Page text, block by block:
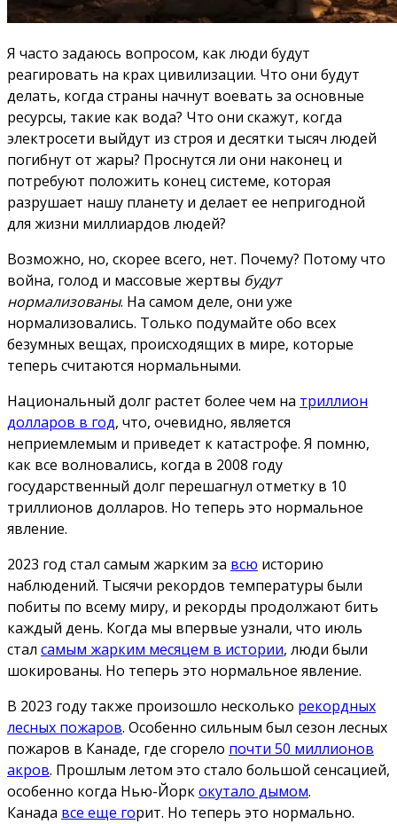
Я часто задаюсь вопросом, как люди будут
реагировать на крах цивилизации. Что они будут
делать, когда страны начнут воевать за основные
ресурсы, такие как вода? Что они скажут, когда
электросети выйдут из строя и десятки тысяч людей
погибнут от жары? Проснутся ли они наконец и
потребуют положить конец системе, которая
разрушает нашу планету и делает ее непригодной
для жизни миллиардов людей?
Возможно, но, скорее всего, нет. Почему? Потому что
война, голод и массовые жертвы будут
нормализованы. На самом деле, они уже
нормализовались. Только подумайте обо всех
безумных вещах, происходящих в мире, которые
теперь считаются нормальными.
Национальный долг растет более чем на триллион
долларов в год, что, очевидно, является
неприемлемым и приведет к катастрофе. Я помню,
как все волновались, когда в 2008 году
государственный долг перешагнул отметку в 10
триллионов долларов. Но теперь это нормальное
явление.
2023 год стал самым жарким за всю историю
наблюдений. Тысячи рекордов температуры были
побиты по всему миру, и рекорды продолжают бить
каждый день. Когда мы впервые узнали, что июль
стал самым жарким месяцем в истории, люди были
шокированы. Но теперь это нормальное явление.
В 2023 году также произошло несколько рекордных
лесных пожаров. Особенно сильным был сезон лесных
пожаров в Канаде, где сгорело почти 50 миллионов
акров. Прошлым летом это стало большой сенсацией,
особенно когда Нью-Йоркокутало дымом.
Канада все еще горит. Но теперь это нормально.